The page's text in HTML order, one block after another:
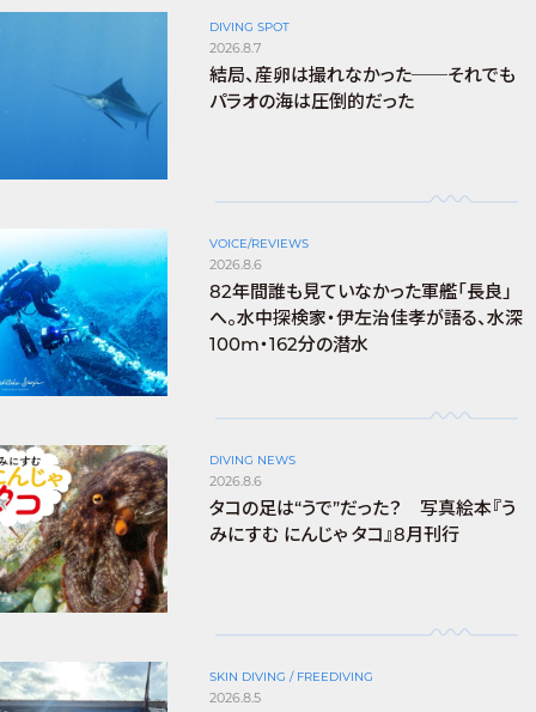
DIVING SPOT
2026.8.7
結局、産卵は撮れなかった──それでも
パラオの海は圧倒的だった
VOICE/REVIEWS
2026.8.6
82年間誰も見ていなかった軍艦「長良」
へ。水中探検家・伊左治佳孝が語る、水深
100m・162分の潜水
DIVING NEWS
2026.8.6
タコの足は“うで”だった？ 写真絵本『う
みにすむ にんじゃ タコ』8月刊行
SKIN DIVING / FREEDIVING
2026.8.5